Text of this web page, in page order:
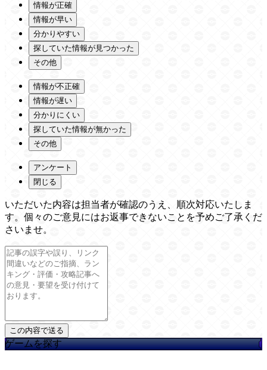
情報が正確
情報が早い
分かりやすい
探していた情報が見つかった
その他
情報が不正確
情報が遅い
分かりにくい
探していた情報が無かった
その他
アンケート
閉じる
いただいた内容は担当者が確認のうえ、順次対応いたしま
す。個々のご意見にはお返事できないことを予めご了承くだ
さいませ。
ゲームを探す